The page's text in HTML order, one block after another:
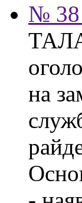
№ 38
на